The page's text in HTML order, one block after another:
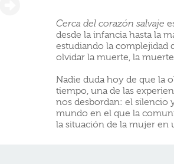
Cerca del corazón salvaje
desde la infancia hasta la
estudiando la complejidad
olvidar la muerte, la
Nadie duda hoy de que la
tiempo, una de las
nos desbordan: el silencio
mundo en el que la
la situación de la mujer en